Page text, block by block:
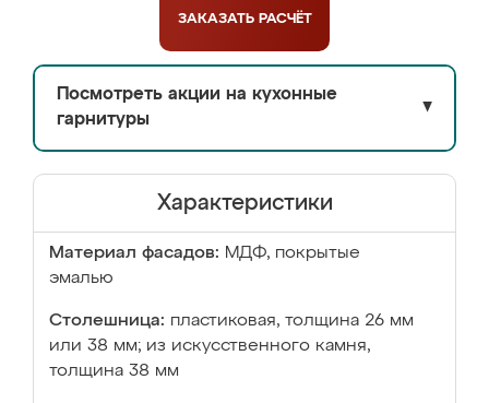
ЗАКАЗАТЬ РАСЧЁТ
Посмотреть акции на кухонные
гарнитуры
▼
Характеристики
Материал фасадов: МДФ, покрытые
эмалью
Столешница: пластиковая, толщина 26 мм
или 38 мм; из искусственного камня,
толщина 38 мм